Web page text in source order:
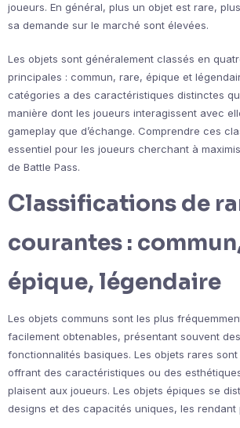
joueurs. En général, plus un objet est rare,
sa demande sur le marché sont élevées.
Les objets sont généralement classés en
principales : commun, rare, épique et
catégories a des caractéristiques distinctes
manière dont les joueurs interagissent avec
gameplay que d’échange. Comprendre ces
essentiel pour les joueurs cherchant à
de Battle Pass.
Classifications de
courantes :
épique, légendaire
Les objets communs sont les plus
facilement obtenables, présentant souvent
fonctionnalités basiques. Les objets rares
offrant des caractéristiques ou des
plaisent aux joueurs. Les objets épiques se
designs et des capacités uniques, les rendant